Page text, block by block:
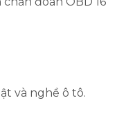
và nghề ô tô.